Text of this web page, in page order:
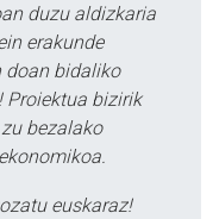
duzu aldizkaria
erakunde
doan bidaliko
Proiektua bizirik
bezalako
euskaraz!